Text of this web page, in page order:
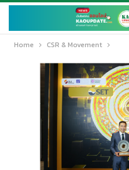
Home CSR & Movement